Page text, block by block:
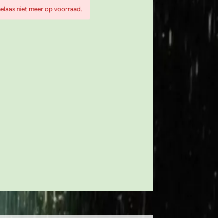
niet meer op voorraad.